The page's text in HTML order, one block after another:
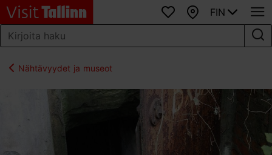
SuosikitKartta
FIN
Nähtävyydet ja museot